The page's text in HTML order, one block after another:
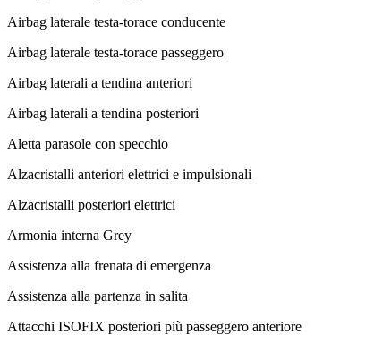
Airbag laterale testa-torace conducente
Airbag laterale testa-torace passeggero
Airbag laterali a tendina anteriori
Airbag laterali a tendina posteriori
Aletta parasole con specchio
Alzacristalli anteriori elettrici e impulsionali
Alzacristalli posteriori elettrici
Armonia interna Grey
Assistenza alla frenata di emergenza
Assistenza alla partenza in salita
Attacchi ISOFIX posteriori più passeggero anteriore